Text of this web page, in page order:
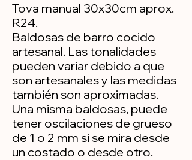
Tova manual 30x30cm aprox.
R24.
Baldosas de barro cocido
artesanal. Las tonalidades
pueden variar debido a que
son artesanales y las medidas
también son aproximadas.
Una misma baldosas, puede
tener oscilaciones de grueso
de 1 o 2 mm si se mira desde
un costado o desde otro.